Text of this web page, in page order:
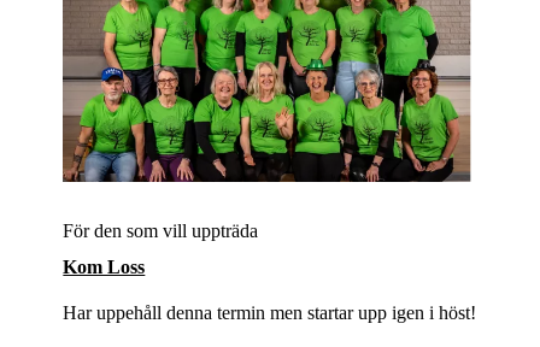
För den som vill uppträda
Kom Loss
Har uppehåll denna termin men startar upp igen i höst!